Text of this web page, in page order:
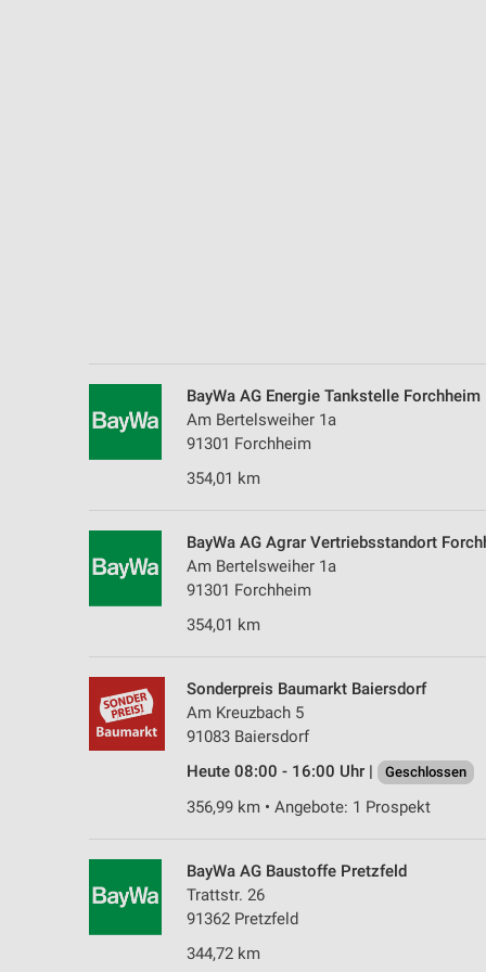
BayWa AG Energie Tankstelle Forchheim
Am Bertelsweiher 1a
91301 Forchheim
354,01 km
BayWa AG Agrar Vertriebsstandort
Am Bertelsweiher 1a
91301 Forchheim
354,01 km
Sonderpreis Baumarkt Baiersdorf
Am Kreuzbach 5
91083 Baiersdorf
Heute 08:00 - 16:00 Uhr |
Geschlossen
356,99 km • Angebote: 1 Prospekt
BayWa AG Baustoffe Pretzfeld
Trattstr. 26
91362 Pretzfeld
344,72 km